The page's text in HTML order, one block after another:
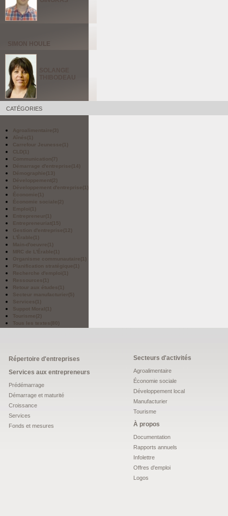
SIMON HOULE
CATÉGORIES
Agroalimentaire(3)
Aînés(1)
Carrefour Jeunesse(1)
CLD(1)
Communication(7)
Démarrage d'entreprise(14)
Démographie(13)
Développement(2)
Développement d'entreprise(1)
Économie(1)
Économie sociale(2)
Emploi(1)
Entrepreneur (1)
Entrepreneuriat(15)
Gestion d'entreprise(12)
L'Érable(1)
Main-d'oeuvre(1)
MRC de L'Érable(1)
Organisme communautaire(1)
Planification stratégique(1)
Recherche d'emploi(1)
Ressources(1)
Retour aux études(1)
Secteur manufacturier (5)
Services(1)
Suppot Moral(1)
Tourisme(2)
Tous les textes(80)
Répertoire d'entreprises
Services aux entrepreneurs
Prédémarrage
Démarrage et maturité
Croissance
Services
Fonds et mesures
Secteurs d'activités
Agroalimentaire
Économie sociale
Développement local
Manufacturier
Tourisme
À propos
Documentation
Rapports annuels
Infolettre
Offres d'emploi
Logos